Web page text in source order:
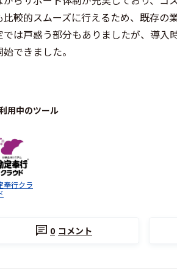
比較的スムーズに行えるため、既存の
では戸惑う部分もありましたが、導入
できました。
用中のツール
奉行クラ
0 コメント